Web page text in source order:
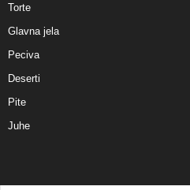
Torte
Glavna jela
Peciva
Deserti
Pite
Juhe